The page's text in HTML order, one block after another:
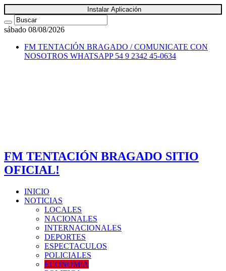
Instalar Aplicación
sábado 08/08/2026
FM TENTACIÓN BRAGADO / COMUNICATE CON
NOSOTROS WHATSAPP 54 9 2342 45-0634
FM TENTACIÓN BRAGADO SITIO
OFICIAL!
INICIO
NOTICIAS
LOCALES
NACIONALES
INTERNACIONALES
DEPORTES
ESPECTACULOS
POLICIALES
ECONOMIA